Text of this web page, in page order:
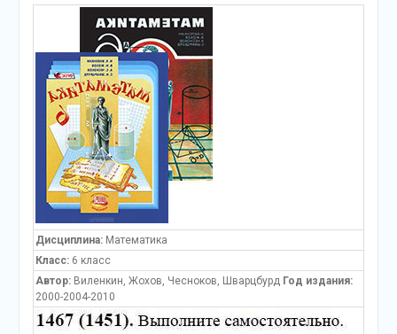
Дисциплина:Математика
Класс:6 класс
Автор:Виленкин, Жохов, Чесноков, Шварцбурд Год издания:
2000-2004-2010